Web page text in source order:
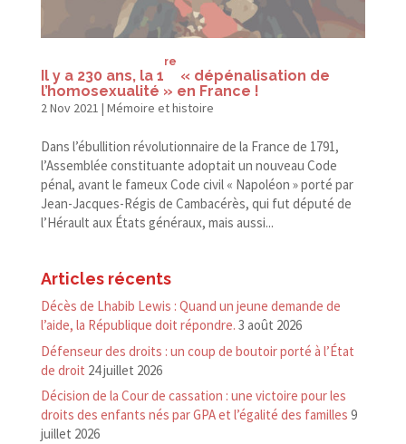
Il y a 230 ans, la 1
re
« dépénalisation de
l’homosexualité » en France !
2 Nov 2021 | Mémoire et histoire
Dans l’ébullition révolutionnaire de la France de 1791,
l’Assemblée constituante adoptait un nouveau Code
pénal, avant le fameux Code civil « Napoléon » porté par
Jean-​Jacques-​Régis de Cambacérès, qui fut député de
l’Hérault aux États généraux, mais aussi...
Articles récents
Décès de Lhabib Lewis : Quand un jeune demande de
l’aide, la République doit répondre. 3 août 2026
Défenseur des droits : un coup de boutoir porté à l’État
de droit 24 juillet 2026
Décision de la Cour de cassation : une victoire pour les
droits des enfants nés par GPA et l’égalité des familles 9
juillet 2026